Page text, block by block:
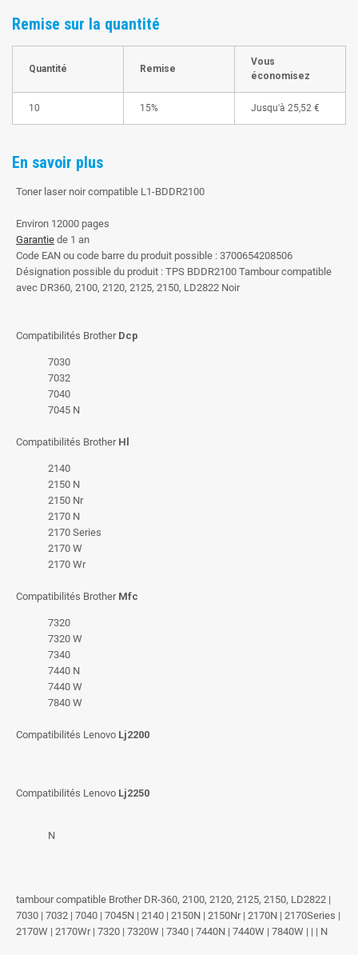
Remise sur la quantité
Quantité Remise
Vous
économisez
10 15% Jusqu'à 25,52 €
En savoir plus
Toner laser noir compatible L1-BDDR2100
Environ 12000 pages
Garantie de 1 an
Code EAN ou code barre du produit possible : 3700654208506
Désignation possible du produit : TPS BDDR2100 Tambour compatible
avec DR360, 2100, 2120, 2125, 2150, LD2822 Noir
Compatibilités Brother Dcp
7030
7032
7040
7045 N
Compatibilités Brother Hl
2140
2150 N
2150 Nr
2170 N
2170 Series
2170 W
2170 Wr
Compatibilités Brother Mfc
7320
7320 W
7340
7440 N
7440 W
7840 W
Compatibilités Lenovo Lj2200
Compatibilités Lenovo Lj2250
N
tambour compatible Brother DR-360, 2100, 2120, 2125, 2150, LD2822 |
7030 | 7032 | 7040 | 7045N | 2140 | 2150N | 2150Nr | 2170N | 2170Series |
2170W | 2170Wr | 7320 | 7320W | 7340 | 7440N | 7440W | 7840W | | | N